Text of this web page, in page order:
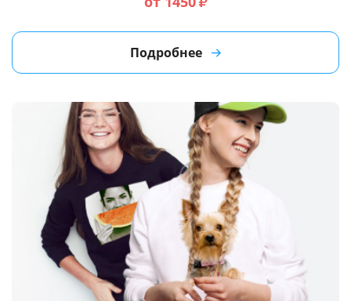
Подробнее